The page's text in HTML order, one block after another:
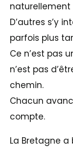
naturellement
D’autres s’y
parfois plus
Ce n’est pas
n’est pas
chemin.
Chacun
compte.
La Bretagne